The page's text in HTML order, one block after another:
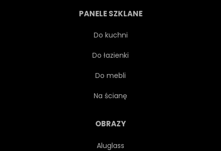
PANELE SZKLANE
Do kuchni
Do łazienki
Do mebli
Na ścianę
OBRAZY
Aluglass